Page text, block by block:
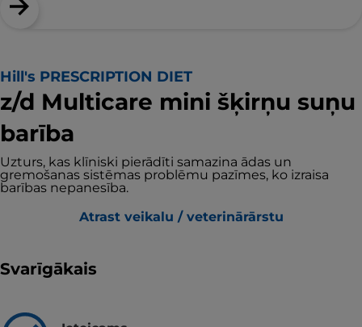
Hill's PRESCRIPTION DIET
z/d Multicare mini šķirņu suņu
barība
Uzturs, kas klīniski pierādīti samazina ādas un
gremošanas sistēmas problēmu pazīmes, ko izraisa
barības nepanesība.
Atrast veikalu / veterinārārstu
Svarīgākais